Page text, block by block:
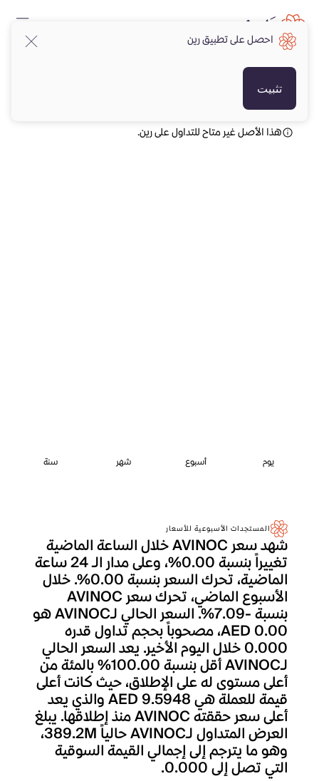
هذا الأصل غير متاح للتداول على رين.
يوم أسبوع شهر سنة
المستجدات الأسبوعية للأسعار
شهد سعر AVINOC خلال الساعة الماضية
تغييراً بنسبة 0.00%، وعلى مدار الـ 24 ساعة
الماضية، تحرك السعر بنسبة 0.00%. خلال
الأسبوع الماضي، تحرك سعر AVINOC
بنسبة -7.09%. السعر الحالي لـAVINOC هو
AED 0.00، مصحوباً بحجم تداول قدره
0.000 خلال اليوم الأخير. يعد السعر الحالي
لـAVINOC أقل بنسبة 100.00% بالمئة من
أعلى مستوى له على الإطلاق، حيث كانت أعلى
قيمة للعملة هي AED 9.5948 والذي يعد
أعلى سعر حققته AVINOC منذ إطلاقها. يبلغ
العرض المتداول لـAVINOC حالياً 389.2M،
وهو ما يترجم إلى إجمالي القيمة السوقية
التي تصل إلى 0.000.
احصل على تطبيق رين
تثبيت